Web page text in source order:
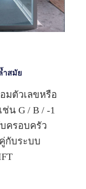
ำสมัย
มตัวเลขหรือ
น G / B / -1
ครอบครัว
กับระบบ